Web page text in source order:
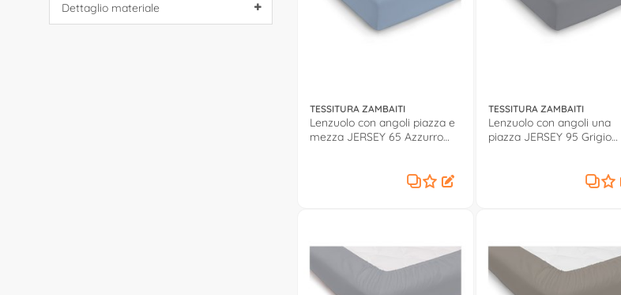
Dettaglio materiale
TESSITURA ZAMBAITI
Lenzuolo con angoli piazza e
mezza JERSEY 65 Azzurro
TESSITURA ZAMBAITI
Lenzuolo con angoli una
piazza JERSEY 95 Grigio